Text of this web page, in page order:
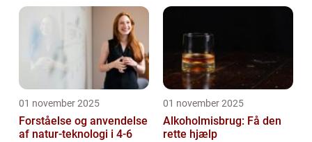
01 november 2025
Forståelse og anvendelse
af natur-teknologi i 4-6
01 november 2025
Alkoholmisbrug: Få den
rette hjælp